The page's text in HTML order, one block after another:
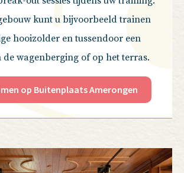
kunt u bijvoorbeeld trainen
hooizolder en tussendoor een
de wagenberging of op het terras.
op Buitenplaats Amerongen